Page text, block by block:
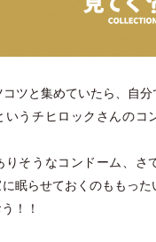
ツと集めていたら、自分
いうチヒロックさんのコ
りそうなコンドーム、さ
眠らせておくのももっ
！！